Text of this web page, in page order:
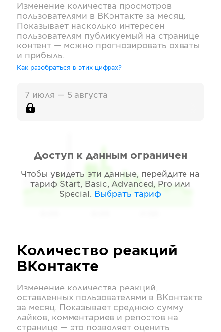
Изменение количества просмотров
пользователями в ВКонтакте за месяц.
Показывает насколько интересен
пользователям публикуемый на странице
контент — можно прогнозировать охваты
и прибыль.
Как разобраться в этих цифрах?
7 июля — 5 августа
Доступ к данным ограничен
Чтобы увидеть эти данные, перейдите на
тариф Start, Basic, Advanced, Pro или
Special . Выбрать тариф
Количество реакций
ВКонтакте
Изменение количества реакций,
оставленных пользователями в ВКонтакте
за месяц. Показывает среднюю сумму
лайков, комментариев и репостов на
странице — это позволяет оценить